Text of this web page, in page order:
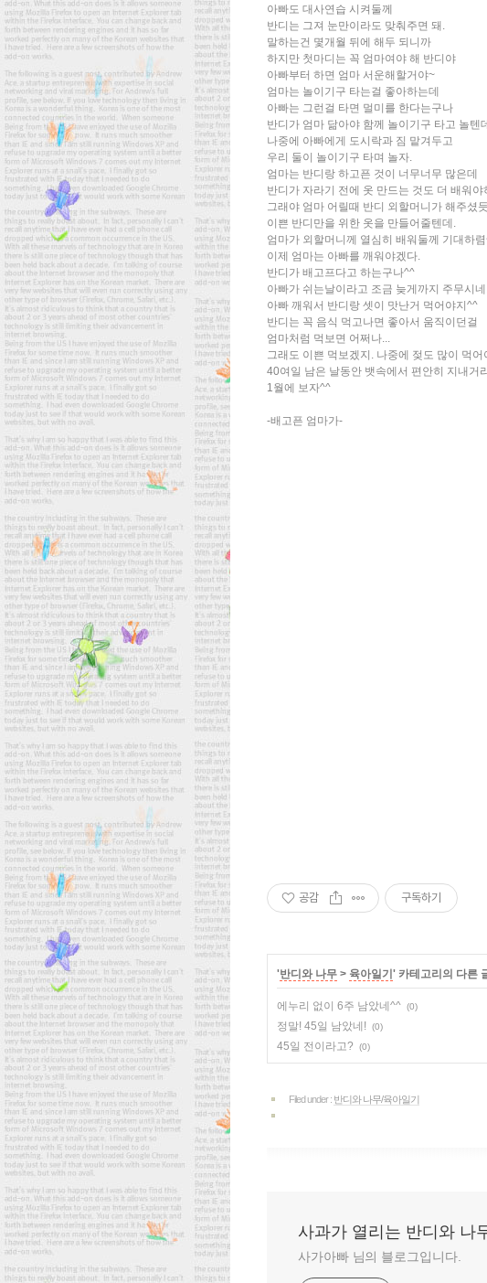
아빠도 대사연습 시켜둘께
반디는 그져 눈만이라도 맞춰주면 돼.
말하는건 몇개월 뒤에 해두 되니까
하지만 첫마디는 꼭 엄마여야 해 반디야
아빠부터 하면 엄마 서운해할거야~
엄마는 놀이기구 타는걸 좋아하는데
아빠는 그런걸 타면 멀미를 한다는구나
반디가 엄마 닮아야 함께 놀이기구 타고 놀텐데
나중에 아빠에게 도시락과 짐 맡겨두고
우리 둘이 놀이기구 타며 놀자.
엄마는 반디랑 하고픈 것이 너무너무 많은데
반디가 자라기 전에 옷 만드는 것도 더 배워야
그래야 엄마 어릴때 반디 외할머니가 해주셨듯
이쁜 반디만을 위한 옷을 만들어줄텐데.
엄마가 외할머니께 열심히 배워둘께 기대하
이제 엄마는 아빠를 깨워야겠다.
반디가 배고프다고 하는구나^^
아빠가 쉬는날이라고 조금 늦게까지 주무시
아빠 깨워서 반디랑 셋이 맛난거 먹어야지^^
반디는 꼭 음식 먹고나면 좋아서 움직이던걸
엄마처럼 먹보면 어쩌나...
그래도 이쁜 먹보겠지. 나중에 젖도 많이 먹어
40여일 남은 날동안 뱃속에서 편안히 지내거
1월에 보자^^
-배고픈 엄마가-
공감 구독하기
'반디와 나무 > 육아일기 ' 카테고리의 다른
에누리 없이 6주 남았네^^ (0)
정말! 45일 남았네! (0)
45일 전이라고? (0)
Filed under : 반디와 나무/육아일기
사과가 열리는 반디와 나
사가아빠 님의 블로그입니다.